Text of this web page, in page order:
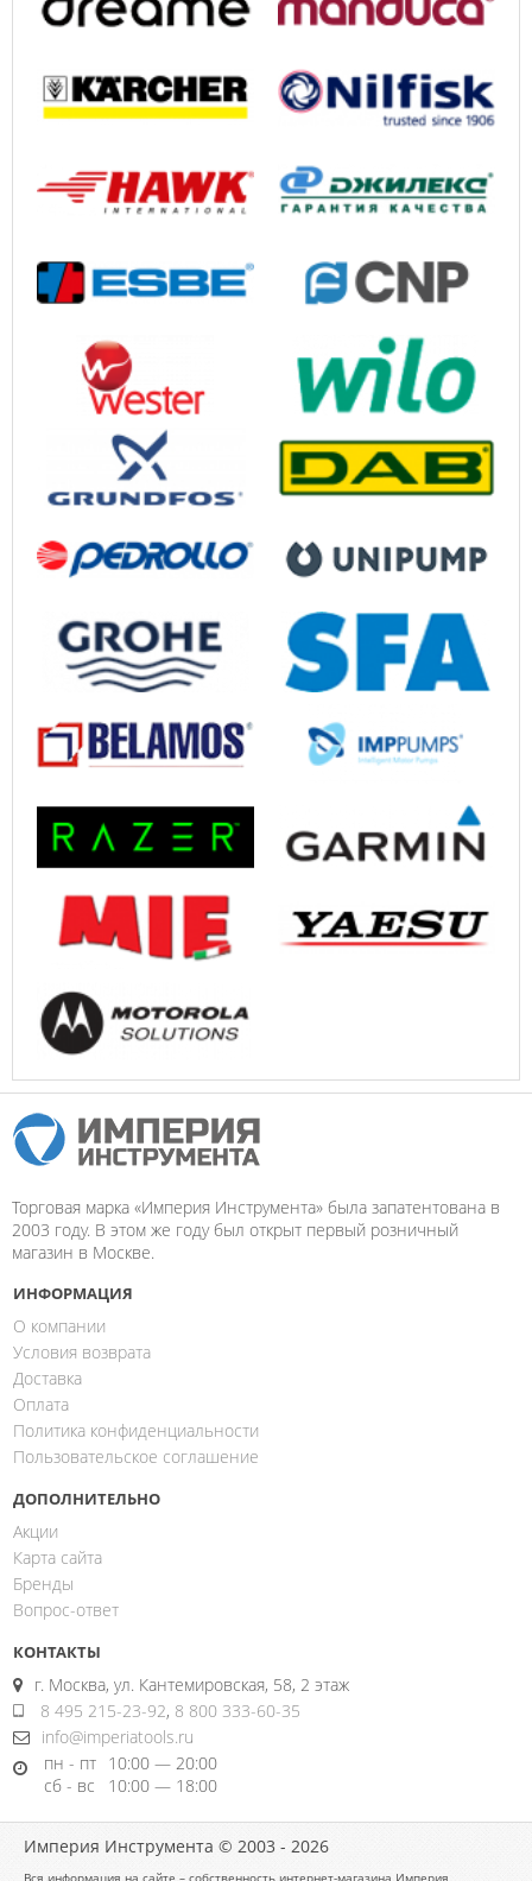
Торговая марка «Империя Инструмента» была запатентована в
2003 году. В этом же году был открыт первый розничный
магазин в Москве.
ИНФОРМАЦИЯ
О компании
Условия возврата
Доставка
Оплата
Политика конфиденциальности
Пользовательское соглашение
ДОПОЛНИТЕЛЬНО
Акции
Карта сайта
Бренды
Вопрос-ответ
КОНТАКТЫ
г. Москва, ул. Кантемировская, 58, 2 этаж
8 495 215-23-92, 8 800 333-60-35
info@imperiatools.ru
пн - пт 10:00 — 20:00
сб - вс
10:00 — 18:00
Империя Инструмента © 2003 - 2026
Вся информация на сайте – собственность интернет-магазина Империя